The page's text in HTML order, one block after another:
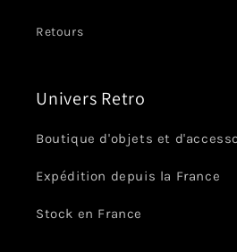
Retours
Univers Retro
Boutique d'objets et
Expédition depuis la France
Stock en France